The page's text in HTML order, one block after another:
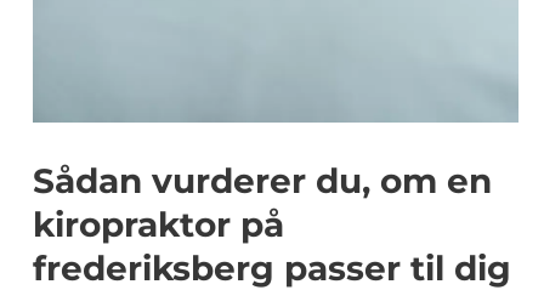
Sådan vurderer du, om en
kiropraktor på
frederiksberg passer til dig